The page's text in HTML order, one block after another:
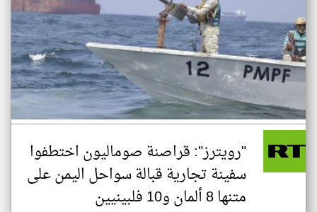
"رويترز": قراصنة صوماليون اختطفوا
سفينة تجارية قبالة سواحل اليمن على
متنها 8 ألمان و10 فلبينيين